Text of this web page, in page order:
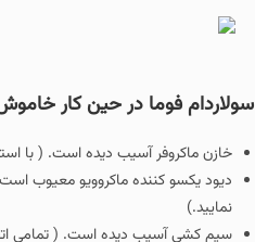
سولاردام فوما در حین کار
خازن ماکروفر آسیب دیده است. ( با
دیود یکسو کننده ماکروویو معیوب
نمایید.)
سیم کشی آسیب دیده است. ( تمامی